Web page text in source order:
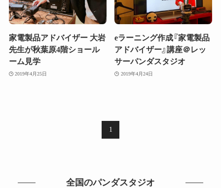
家電製品アドバイザー 大岩
先生が秋葉原4階ショール
ーム見学
2019年4月25日
eラーニング作成『家電製品
アドバイザー』講座＠レッ
サーパンダスタジオ
2019年4月24日
1
全国のパンダスタジオ